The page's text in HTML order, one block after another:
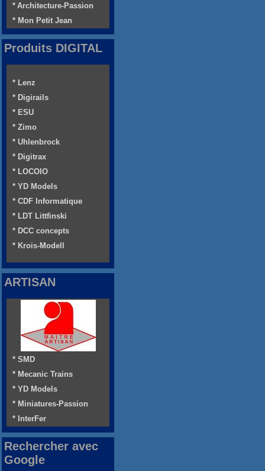
* Architecture-Passion
* Mon Petit Jean
Produits DIGITAL
* Lenz
* Digirails
* ESU
* Zimo
* Uhlenbrock
* Digitrax
* LOCOIO
* YD Models
* CDF Informatique
* LDT Littfinski
* DCC concepts
* Krois-Modell
ARTISAN
* SMD
* Mecanic Trains
* YD Models
* Miniatures-Passion
* InterFer
Rechercher avec
Google